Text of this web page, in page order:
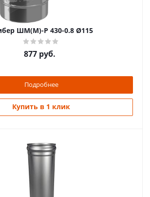
ШМ(М)-Р 430-0.8 Ø115
877руб.
Подробнее
Купить в 1 клик